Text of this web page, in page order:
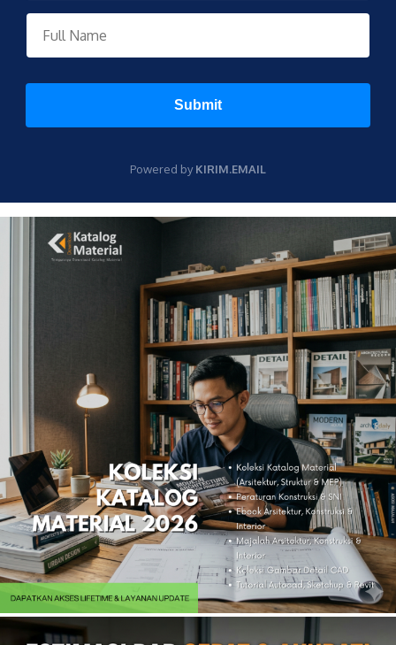
Submit
Powered byKIRIM.EMAIL